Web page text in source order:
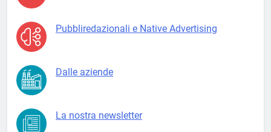
Pubbliredazionali e Native Advertising
Dalle aziende
La nostra newsletter